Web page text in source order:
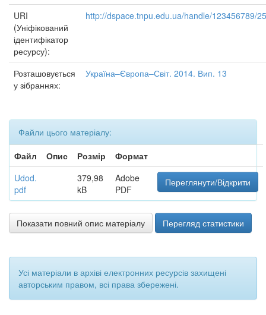
URI
(Уніфікований
ідентифікатор
ресурсу):
http://dspace.tnpu.edu.ua/handle/123456789/
Розташовується
у зібраннях:
Україна–Європа–Світ. 2014. Вип. 13
Файли цього матеріалу:
Файл
Опис Розмір
Формат
Udod.
pdf
379,98
kB
Adobe
PDF
Переглянути/Відкрити
Показати повний опис матеріалу Перегляд статистики
Усі матеріали в архіві електронних ресурсів захищені
авторським правом, всі права збережені.